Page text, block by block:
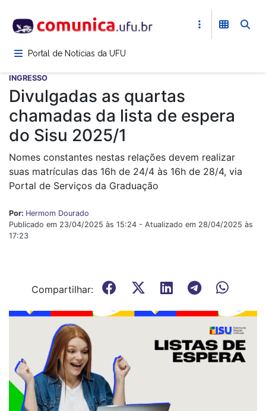
para
conteúdoPortal de Notícias da UFU
INGRESSO
Divulgadas as quartas
chamadas da lista de espera
do Sisu 2025/1
Nomes constantes nestas relações devem realizar
suas matrículas das 16h de 24/4 às 16h de 28/4, via
Portal de Serviços da Graduação
Por: Hermom Dourado
Publicado em 23/04/2025 às 15:24 - Atualizado em 28/04/2025 às
17:23
Compartilhar: